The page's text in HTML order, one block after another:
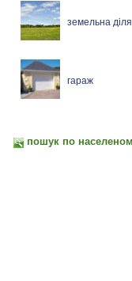
земельна
гараж
пошук по